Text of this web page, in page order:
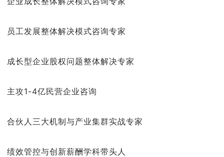
员工发展整体解决模式咨询专家
成长型企业股权问题整体解决专家
主攻1-4亿民营企业咨询
合伙人三大机制与产业集群实战专家
绩效管控与创新薪酬学科带头人